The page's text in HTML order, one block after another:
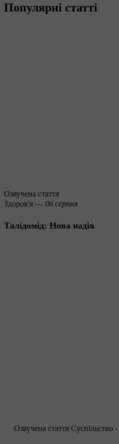
Популярні статті
Озвучена стаття
Здоров'я — 06 серпня
Талідомід: Нова надія
Озвучена стаття Суспільство -